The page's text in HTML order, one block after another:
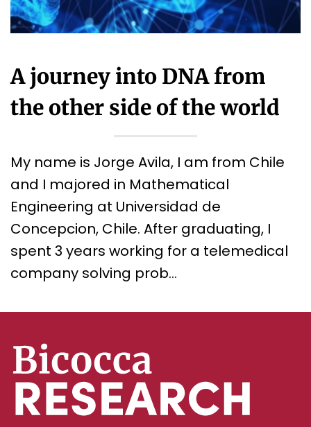
A journey into DNA from
the other side of the world
My name is Jorge Avila, I am from Chile
and I majored in Mathematical
Engineering at Universidad de
Concepcion, Chile. After graduating, I
spent 3 years working for a telemedical
company solving prob…